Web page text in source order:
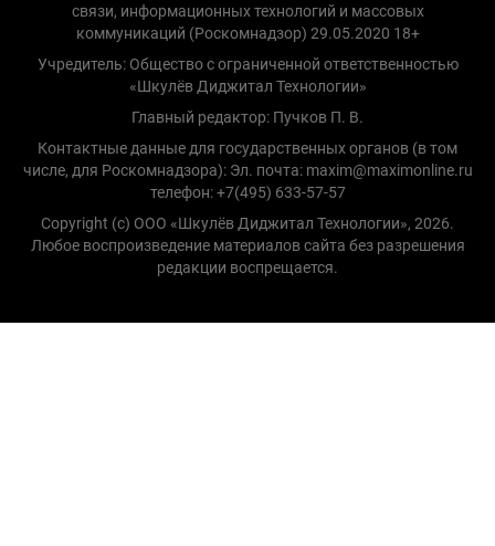
связи, информационных технологий и массовых
коммуникаций (Роскомнадзор) 29.05.2020 18+
Учредитель: Общество с ограниченной ответственностью
«Шкулёв Диджитал Технологии»
Главный редактор: Пучков П. В.
Контактные данные для государственных органов (в том
числе, для Роскомнадзора): Эл. почта: maxim@maximonline.ru
телефон: +7(495) 633-57-57
Copyright (с) ООО «Шкулёв Диджитал Технологии», 2026.
Любое воспроизведение материалов сайта без разрешения
редакции воспрещается.